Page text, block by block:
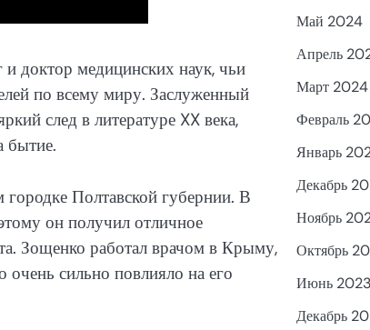
доктор медицинских наук, чьи
по всему миру. Заслуженный
след в литературе XX века,
бытие.
городке Полтавской губернии. В
он получил отличное
Зощенко работал врачом в Крыму,
сильно повлияло на его
Май 2024
Апрель
Март 2024
Февраль
Январь
Декабрь
Ноябрь
Октябрь
Июнь 2023
Декабрь